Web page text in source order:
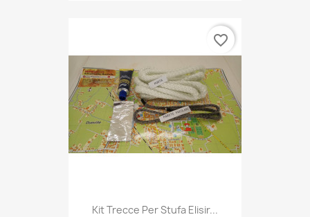
Kit Trecce Per Stufa Elisir...
favorite_border